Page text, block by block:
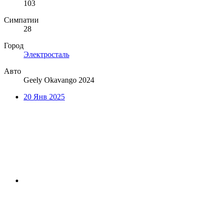
103
Симпатии
28
Город
Электросталь
Авто
Geely Okavango 2024
20 Янв 2025